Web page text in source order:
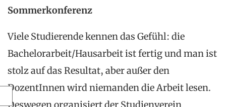
Sommerkonferenz
Viele Studierende kennen das Gefühl: die
Bachelorarbeit/Hausarbeit ist fertig und man ist
stolz auf das Resultat, aber außer den
DozentInnen wird niemanden die Arbeit lesen.